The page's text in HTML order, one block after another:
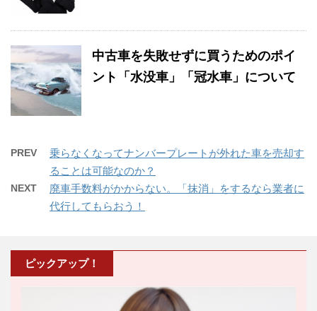
中古車を失敗せずに買うためのポイ
ント「水没車」「冠水車」について
PREV
乗らなくなってナンバープレートが外れた車を売却す
ることは可能なのか？
NEXT
廃車手数料がかからない。「抹消」をするなら業者に
代行してもらおう！
ピックアップ！